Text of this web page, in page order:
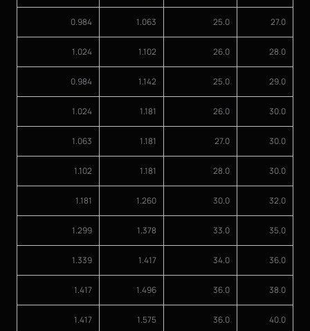
27.0
25.0
1.063
0.984
28.0
26.0
1.102
1.024
29.0
25.0
1.142
0.984
30.0
26.0
1.181
1.024
30.0
27.0
1.181
1.063
30.0
28.0
1.181
1.102
32.0
30.0
1.260
1.181
35.0
33.0
1.378
1.299
36.0
34.0
1.417
1.339
38.0
36.0
1.496
1.417
40.0
36.0
1.575
1.417